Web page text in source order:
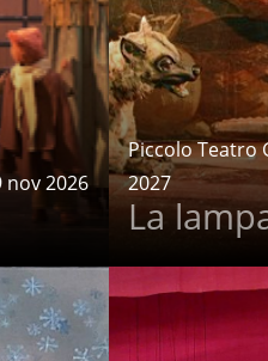
nov 2026
Piccolo Teatro
2027
La